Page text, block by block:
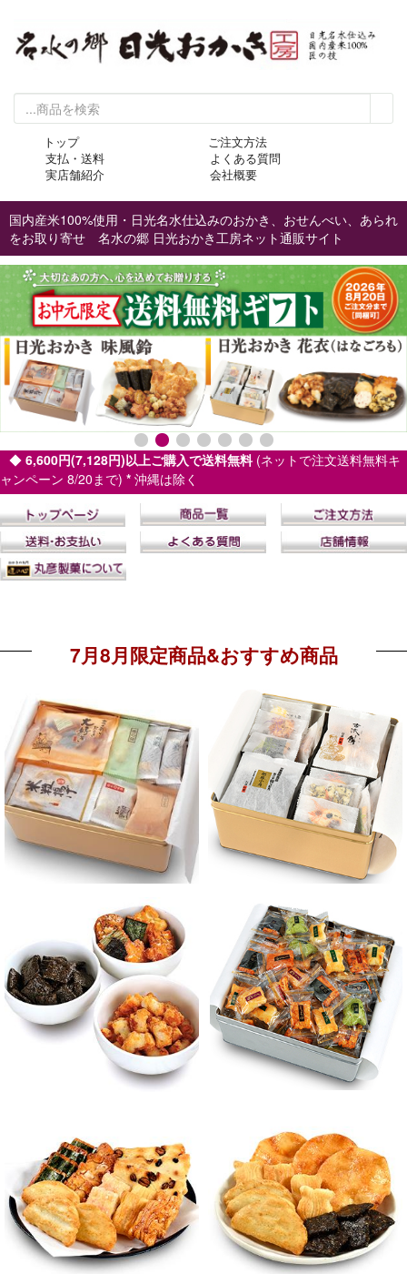
トップ
ご注文方法
支払・送料
よくある質問
実店舗紹介
会社概要
国内産米100%使用・日光名水仕込みのおかき、おせんべい、あられ
をお取り寄せ 名水の郷 日光おかき工房ネット通販サイト
◆ 6,600円(7,128円)以上ご購入で送料無料 (ネットで注文送料無料キ
ャンペーン 8/20まで) * 沖縄は除く
7月8月限定商品&おすすめ商品